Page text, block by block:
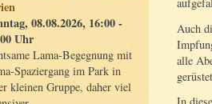
08.08.2026, 16:00 -
Uhr
Lama-Begegnung mit
Spaziergang im Park in
kleinen Gruppe, daher viel
Auch
alle